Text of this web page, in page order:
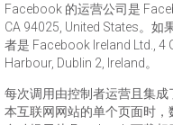
Facebook 的运营公司是
CA 94025, United States。如
者是 Facebook Ireland Ltd., 4
Harbour, Dublin 2, Ireland。
每次调用由控制者运营且集
本互联网网站的单个页面时